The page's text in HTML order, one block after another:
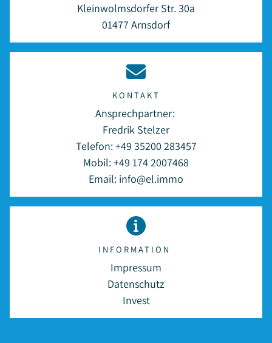
Kleinwolmsdorfer Str. 30a
01477 Arnsdorf
KONTAKT
Ansprechpartner:
Fredrik Stelzer
Telefon: +49 35200 283457
Mobil: +49 174 2007468
Email: info@el.immo
INFORMATION
Impressum
Datenschutz
Invest